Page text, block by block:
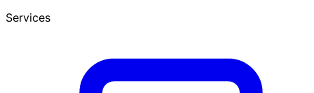
Services